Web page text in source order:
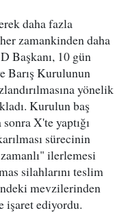
daha fazla
zamankinden daha
Başkanı, 10 gün
Barış Kurulunun
yönelik
Kurulun baş
X'te yaptığı
sürecinin
ilerlemesi
silahlarını teslim
mevzilerinden
işaret ediyordu.